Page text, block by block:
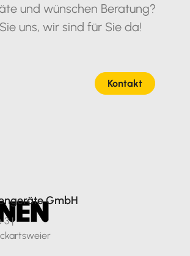
und wünschen Beratung?
uns, wir sind für Sie da!
Kontakt
GmbH
3 |